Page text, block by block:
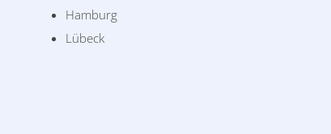
Hamburg
Lübeck